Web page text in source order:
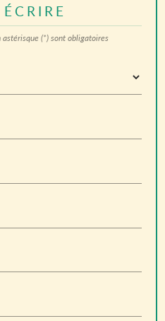
astérisque (*) sont obligatoires